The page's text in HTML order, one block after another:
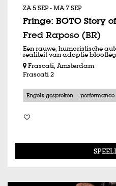
Fringe: BOTO Story
Fred Raposo (BR)
ZA 5 SEP-MA 7 SEP
Een rauwe, humoristische
realiteit van adoptie
Frascati, Amsterdam
Frascati 2
Engels gesproken performance